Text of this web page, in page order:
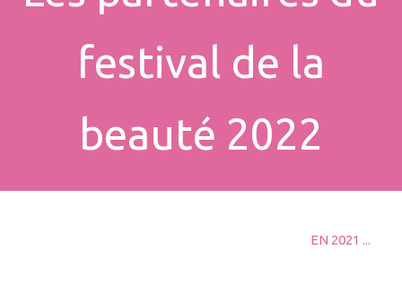
festival de la
beauté 2022
EN 2021 ...